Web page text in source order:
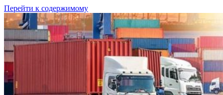
Перейти к содержимому